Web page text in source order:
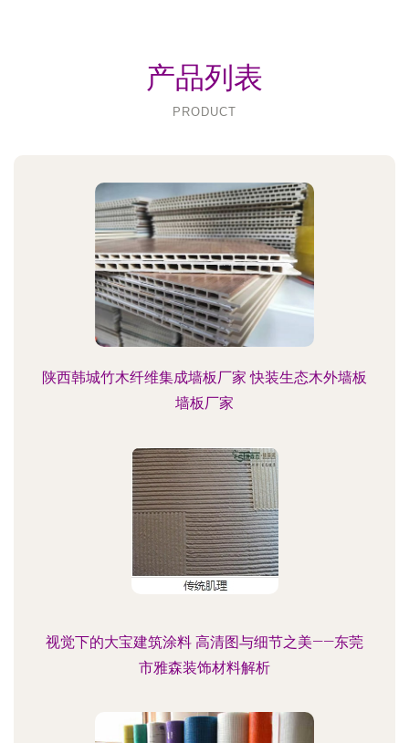
产品列表
PRODUCT
陕西韩城竹木纤维集成墙板厂家 快装生态木外墙板
墙板厂家
视觉下的大宝建筑涂料 高清图与细节之美——东莞
市雅森装饰材料解析